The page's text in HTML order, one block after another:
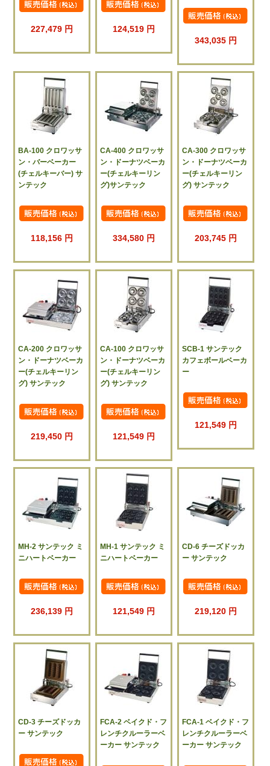
227,479 円 124,519 円
343,035 円
BA-100 クロワッサ
ン・バーベーカー
(チェルキーバー) サ
ンテック
118,156 円
CA-400 クロワッサ
ン・ドーナツベーカ
ー(チェルキーリン
グ)サンテック
334,580 円
CA-300 クロワッサ
ン・ドーナツベーカ
ー(チェルキーリン
グ) サンテック
203,745 円
CA-200 クロワッサ
ン・ドーナツベーカ
ー(チェルキーリン
グ) サンテック
219,450 円
CA-100 クロワッサ
ン・ドーナツベーカ
ー(チェルキーリン
グ) サンテック
121,549 円
SCB-1 サンテック
カフェボールベーカ
ー
121,549 円
MH-2 サンテック ミ
ニハートベーカー
236,139 円
MH-1 サンテック ミ
ニハートベーカー
121,549 円
CD-6 チーズドッカ
ー サンテック
219,120 円
CD-3 チーズドッカ
ー サンテック
FCA-2 ベイクド・フ
レンチクルーラーベ
ーカー サンテック
FCA-1 ベイクド・フ
レンチクルーラーベ
ーカー サンテック